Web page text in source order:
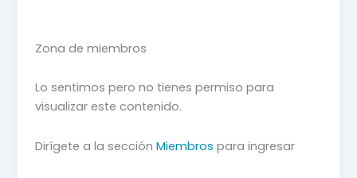
Zona de miembros
Lo sentimos pero no tienes permiso para
visualizar este contenido.
Dirígete a la secciónMiembros para ingresar